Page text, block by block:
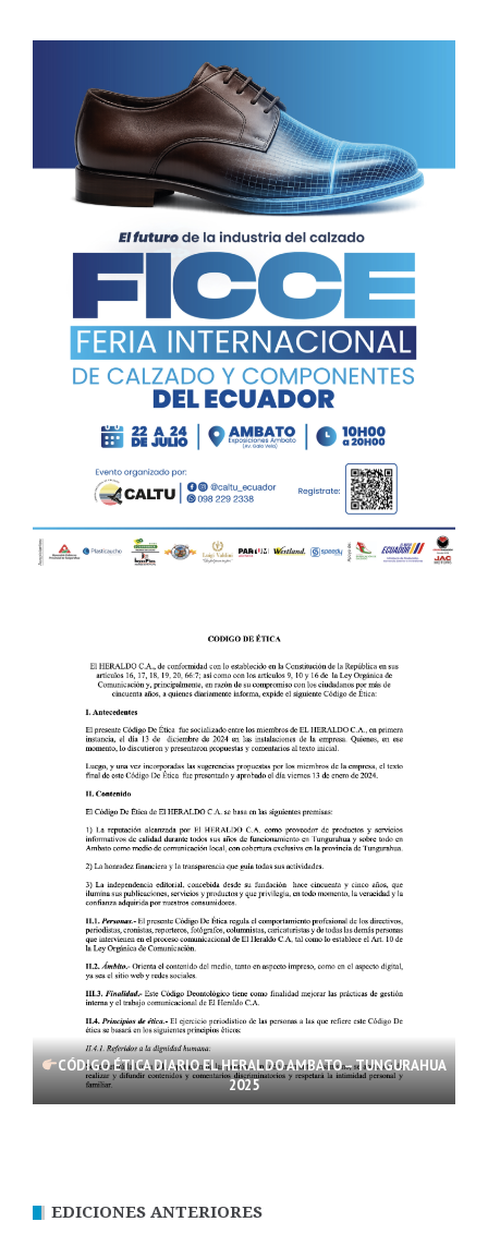
CÓDIGO ÉTICA DIARIO EL HERALDO AMBATO – TUNGURAHUA
2025
EDICIONES ANTERIORES